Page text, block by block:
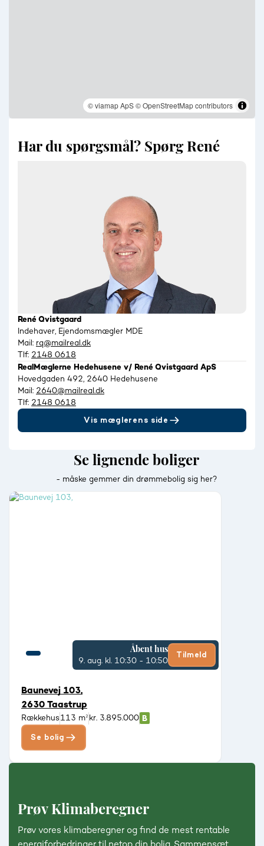
© viamap ApS© OpenStreetMap contributors
Har du spørgsmål? Spørg René
René Qvistgaard
Indehaver, Ejendomsmægler MDE
Mail: rq@mailreal.dk
Tlf: 2148 0618
RealMæglerne Hedehusene v/ René Qvistgaard ApS
Hovedgaden 492, 2640 Hedehusene
Mail: 2640@mailreal.dk
Tlf: 2148 0618
Vis mæglerens side
Se lignende boliger
- måske gemmer din drømmebolig sig her?
Åbent hus
9. aug. kl. 10:30 - 10:50
Tilmeld
Baunevej 103,
2630 Taastrup
Rækkehus 113 m² kr. 3.895.000
Se bolig
Prøv Klimaberegner
Prøv vores klimaberegner og find de mest rentable